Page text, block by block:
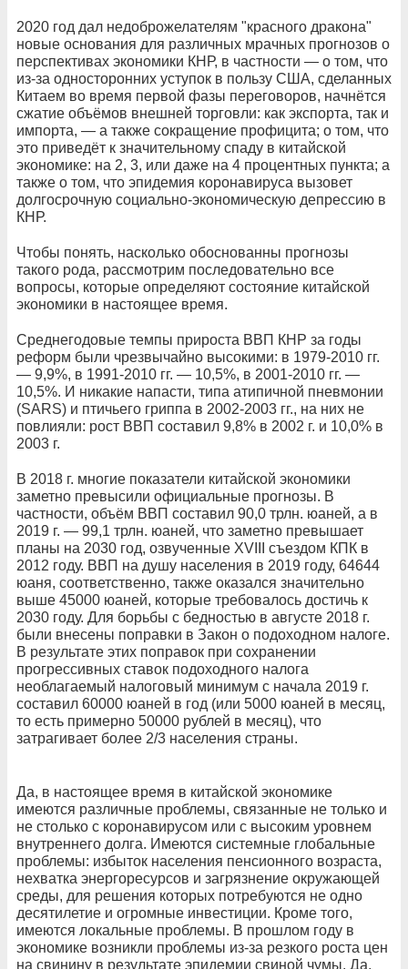
2020 год дал недоброжелателям "красного дракона"
новые основания для различных мрачных прогнозов о
перспективах экономики КНР, в частности — о том, что
из-за односторонних уступок в пользу США, сделанных
Китаем во время первой фазы переговоров, начнётся
сжатие объёмов внешней торговли: как экспорта, так и
импорта, — а также сокращение профицита; о том, что
это приведёт к значительному спаду в китайской
экономике: на 2, 3, или даже на 4 процентных пункта; а
также о том, что эпидемия коронавируса вызовет
долгосрочную социально-экономическую депрессию в
КНР.
Чтобы понять, насколько обоснованны прогнозы
такого рода, рассмотрим последовательно все
вопросы, которые определяют состояние китайской
экономики в настоящее время.
Среднегодовые темпы прироста ВВП КНР за годы
реформ были чрезвычайно высокими: в 1979-2010 гг.
— 9,9%, в 1991-2010 гг. — 10,5%, в 2001-2010 гг. —
10,5%. И никакие напасти, типа атипичной пневмонии
(SARS) и птичьего гриппа в 2002-2003 гг., на них не
повлияли: рост ВВП составил 9,8% в 2002 г. и 10,0% в
2003 г.
В 2018 г. многие показатели китайской экономики
заметно превысили официальные прогнозы. В
частности, объём ВВП составил 90,0 трлн. юаней, а в
2019 г. — 99,1 трлн. юаней, что заметно превышает
планы на 2030 год, озвученные XVIII съездом КПК в
2012 году. ВВП на душу населения в 2019 году, 64644
юаня, соответственно, также оказался значительно
выше 45000 юаней, которые требовалось достичь к
2030 году. Для борьбы с бедностью в августе 2018 г.
были внесены поправки в Закон о подоходном налоге.
В результате этих поправок при сохранении
прогрессивных ставок подоходного налога
необлагаемый налоговый минимум с начала 2019 г.
составил 60000 юаней в год (или 5000 юаней в месяц,
то есть примерно 50000 рублей в месяц), что
затрагивает более 2/3 населения страны.
Да, в настоящее время в китайской экономике
имеются различные проблемы, связанные не только и
не столько с коронавирусом или с высоким уровнем
внутреннего долга. Имеются системные глобальные
проблемы: избыток населения пенсионного возраста,
нехватка энергоресурсов и загрязнение окружающей
среды, для решения которых потребуются не одно
десятилетие и огромные инвестиции. Кроме того,
имеются локальные проблемы. В прошлом году в
экономике возникли проблемы из-за резкого роста цен
на свинину в результате эпидемии свиной чумы. Да,